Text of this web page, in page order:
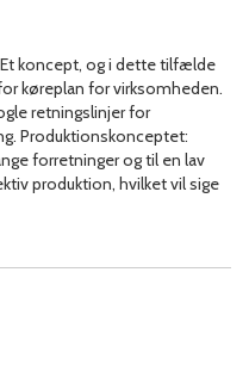
Et koncept, og i dette tilfælde
køreplan for virksomheden.
retningslinjer for
Produktionskonceptet:
forretninger og til en lav
produktion, hvilket vil sige